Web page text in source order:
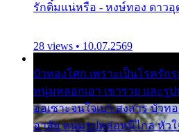
รักติ๋มแน่หรือ - หงษ์ทอง ดาวอุ
28 views • 10.07.2569
บัวทองโศก เพราะเป็นโรครั
หนุ่มหลอกเอา เขารวย และรู
ออเซาะจนใจเบา สงสาร บัวท
อาลัย หนุ่มรูปหล่อหนีไกล หัวใ